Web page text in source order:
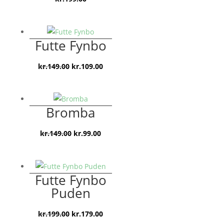
Futte Fynbo
kr.149.00 Den
var:
kr.149.00.
kr.109.00Den
er:
Bromba
kr.149.00 Den
var:
kr.149.00.
kr.99.00Den
er:
kr.99.00.
Futte Fynbo
Puden
kr.199.00 Den
kr.179.00Den